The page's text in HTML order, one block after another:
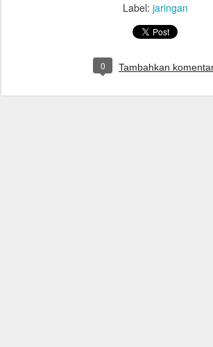
Label: jaringan
0 Tambahkan